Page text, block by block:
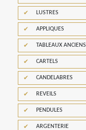
LUSTRES
APPLIQUES
TABLEAUX ANCIENS
CARTELS
CANDELABRES
REVEILS
PENDULES
ARGENTERIE